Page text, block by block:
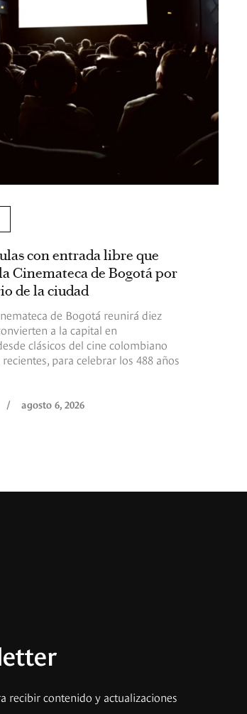
con entrada libre que
Cinemateca de Bogotá por
de la ciudad
de Bogotá reunirá diez
a la capital en
clásicos del cine colombiano
para celebrar los 488 años
/ agosto 6, 2026
recibir contenido y actualizaciones